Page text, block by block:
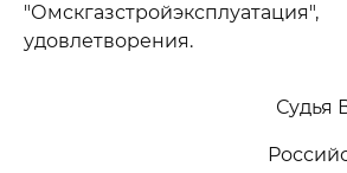
удовлетворения.
Судья